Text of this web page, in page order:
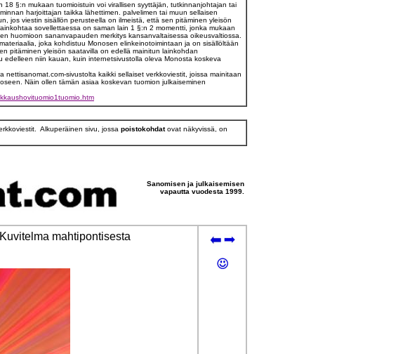
§:n mukaan tuomioistuin voi virallisen syyttäjän, tutkinnanjohtajan tai
harjoittajan taikka lähettimen. palvelimen tai muun sellaisen
jos viestin sisällön perusteella on ilmeistä, että sen pitäminen yleisön
sovellettaessa on saman lain 1 §:n 2 momentti, jonka mukaan
huomioon sananvapauden merkitys kansanvaltaisessa oikeusvaltiossa.
joka kohdistuu Monosen elinkeinotoimintaan ja on sisällöltään
pitäminen yleisön saatavilla on edellä mainitun lainkohdan
niin kauan, kuin internetsivustolla oleva Monosta koskeva
sivustolta kaikki sellaiset verkkoviestit, joissa mainitaan
Näin ollen tämän asiaa koskevan tuomion julkaiseminen
Alkuperäinen sivu, jossa poistokohdatovat näkyvissä, on
Sanomisen ja julkaisemisen
vapautta vuodesta 1999.
mahtipontisesta